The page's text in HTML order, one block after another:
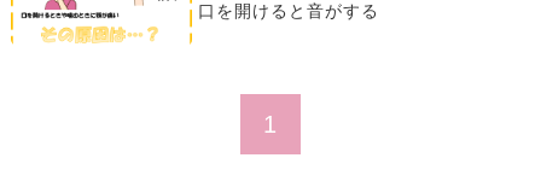
口を開けると音がする
1